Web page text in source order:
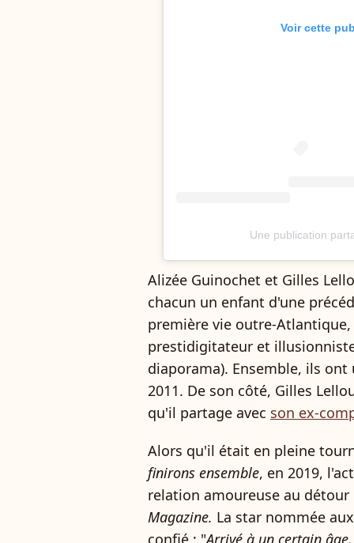
Voir cette
Une publication
Alizée Guinochet et Gilles
chacun un enfant d'une
première vie outre-
prestidigitateur et
diaporama). Ensemble, ils
2011. De son côté, Gilles
qu'il partage avec son ex-
Alors qu'il était en pleine
finirons ensemble, en 2019,
relation amoureuse au
Magazine. La star nommée
confié : "Arrivé à un certain